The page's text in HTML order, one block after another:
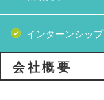
インターンシップ
会社概要